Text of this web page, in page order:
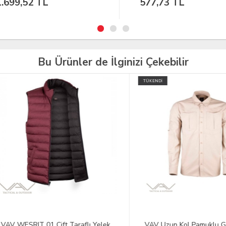
Bu Ürünler de İlginizi Çekebilir
TÜKENDİ